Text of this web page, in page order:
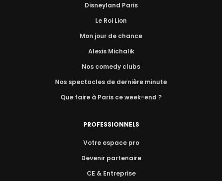
Disneyland Paris
Le Roi Lion
Mon jour de chance
Alexis Michalik
Nos comedy clubs
Nos spectacles de dernière minute
Que faire à Paris ce week-end ?
PROFESSIONNELS
Votre espace pro
Devenir partenaire
CE & Entreprise